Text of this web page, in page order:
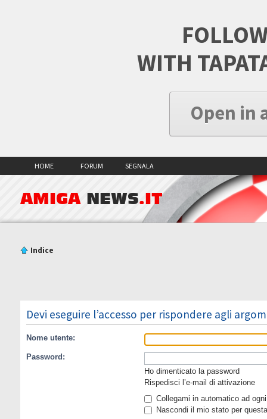
WITH
Open in
HOME FORUM SEGNALA
AMIGA NEWS.IT
Indice
Devi eseguire l’accesso per rispondere agli
Nome utente:
Password:
Ho dimenticato la password
Rispedisci l’e-mail di attivazione
Collegami in automatico ad
Nascondi il mio stato per